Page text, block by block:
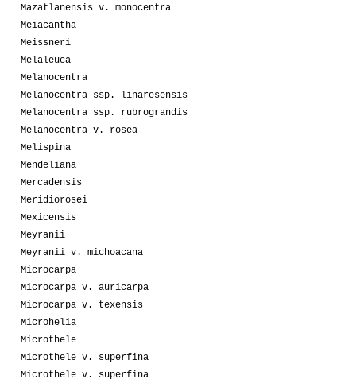
Mazatlanensis v. monocentra
Meiacantha
Meissneri
Melaleuca
Melanocentra
Melanocentra ssp. linaresensis
Melanocentra ssp. rubrograndis
Melanocentra v. rosea
Melispina
Mendeliana
Mercadensis
Meridiorosei
Mexicensis
Meyranii
Meyranii v. michoacana
Microcarpa
Microcarpa v. auricarpa
Microcarpa v. texensis
Microhelia
Microthele
Microthele v. superfina
Microthele v. superfina